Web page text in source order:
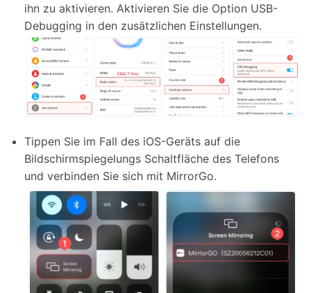
ihn zu aktivieren. Aktivieren Sie die Option USB-
Debugging in den zusätzlichen Einstellungen.
Tippen Sie im Fall des iOS-Geräts auf die
Bildschirmspiegelungs Schaltfläche des Telefons
und verbinden Sie sich mit MirrorGo.